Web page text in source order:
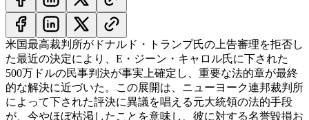
米国最高裁判所がドナルド・トランプ氏の上告審理を拒否し
た最近の決定により、E・ジーン・キャロル氏に下された
500万ドルの民事判決が事実上確定し、重要な法的章が最終
的な解決に近づいた。この展開は、ニューヨーク連邦裁判所
によって下された評決に異議を唱える元大統領の法的手段
が、今やほぼ枯渇したことを意味し、彼に対する名誉毀損お